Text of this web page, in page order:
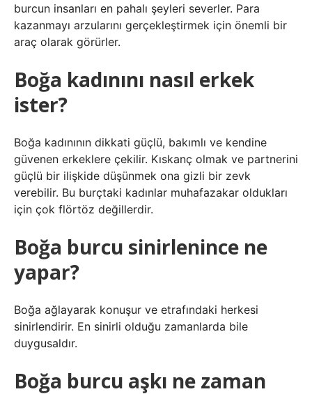
burcun insanları en pahalı şeyleri severler. Para
kazanmayı arzularını gerçekleştirmek için önemli bir
araç olarak görürler.
Boğa kadınını nasıl erkek
ister?
Boğa kadınının dikkati güçlü, bakımlı ve kendine
güvenen erkeklere çekilir. Kıskanç olmak ve partnerini
güçlü bir ilişkide düşünmek ona gizli bir zevk
verebilir. Bu burçtaki kadınlar muhafazakar oldukları
için çok flörtöz değillerdir.
Boğa burcu sinirlenince ne
yapar?
Boğa ağlayarak konuşur ve etrafındaki herkesi
sinirlendirir. En sinirli olduğu zamanlarda bile
duygusaldır.
Boğa burcu aşkı ne zaman